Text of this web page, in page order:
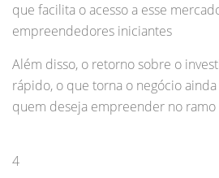
que facilita o acesso a esse
empreendedores iniciantes
Além disso, o retorno sobre o
rápido, o que torna o negócio
quem deseja empreender no ramo
4